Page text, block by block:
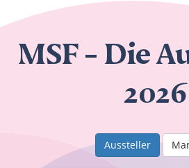
MSF – Die
2026
Aussteller